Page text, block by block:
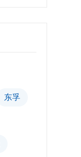
东孚